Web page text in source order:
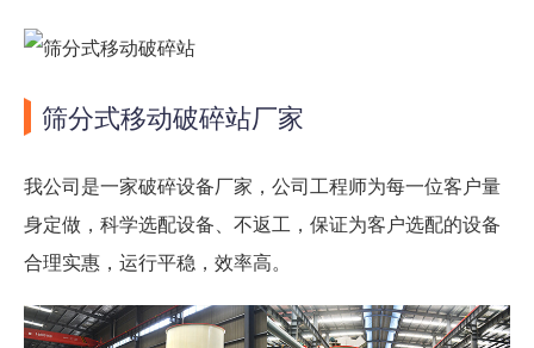
筛分式移动破碎站厂家
我公司是一家破碎设备厂家，公司工程师为每一位客户量
身定做，科学选配设备、不返工，保证为客户选配的设备
合理实惠，运行平稳，效率高。